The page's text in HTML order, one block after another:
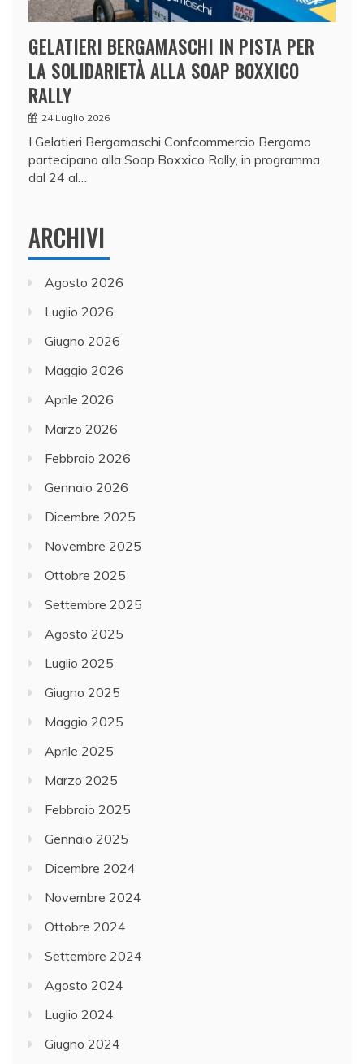
GELATIERI BERGAMASCHI IN PISTA PER
LA SOLIDARIETÀ ALLA SOAP BOXXICO
RALLY
24 Luglio 2026
I Gelatieri Bergamaschi Confcommercio Bergamo
partecipano alla Soap Boxxico Rally, in programma
dal 24 al…
ARCHIVI
Agosto 2026
Luglio 2026
Giugno 2026
Maggio 2026
Aprile 2026
Marzo 2026
Febbraio 2026
Gennaio 2026
Dicembre 2025
Novembre 2025
Ottobre 2025
Settembre 2025
Agosto 2025
Luglio 2025
Giugno 2025
Maggio 2025
Aprile 2025
Marzo 2025
Febbraio 2025
Gennaio 2025
Dicembre 2024
Novembre 2024
Ottobre 2024
Settembre 2024
Agosto 2024
Luglio 2024
Giugno 2024